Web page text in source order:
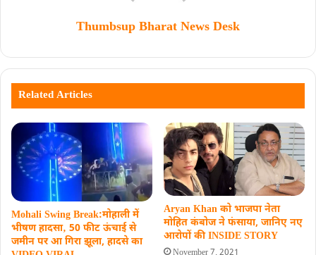
Thumbsup Bharat News Desk
Related Articles
Mohali Swing Break:मोहाली में
भीषण हादसा‚ 50 फीट ऊंचाई से
जमीन पर आ गिरा झूला, हादसे का
Aryan Khan को भाजपा नेता
मोहित कंबोज ने फंसाया, जानिए नए
आरोपों की INSIDE STORY